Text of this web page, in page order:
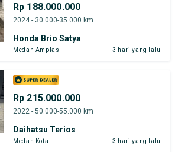
Rp 188.000.000
2024 - 30.000-35.000 km
Honda Brio Satya
Medan Amplas 3 hari yang lalu
Rp 215.000.000
2022 - 50.000-55.000 km
Daihatsu Terios
Medan Kota 3 hari yang lalu